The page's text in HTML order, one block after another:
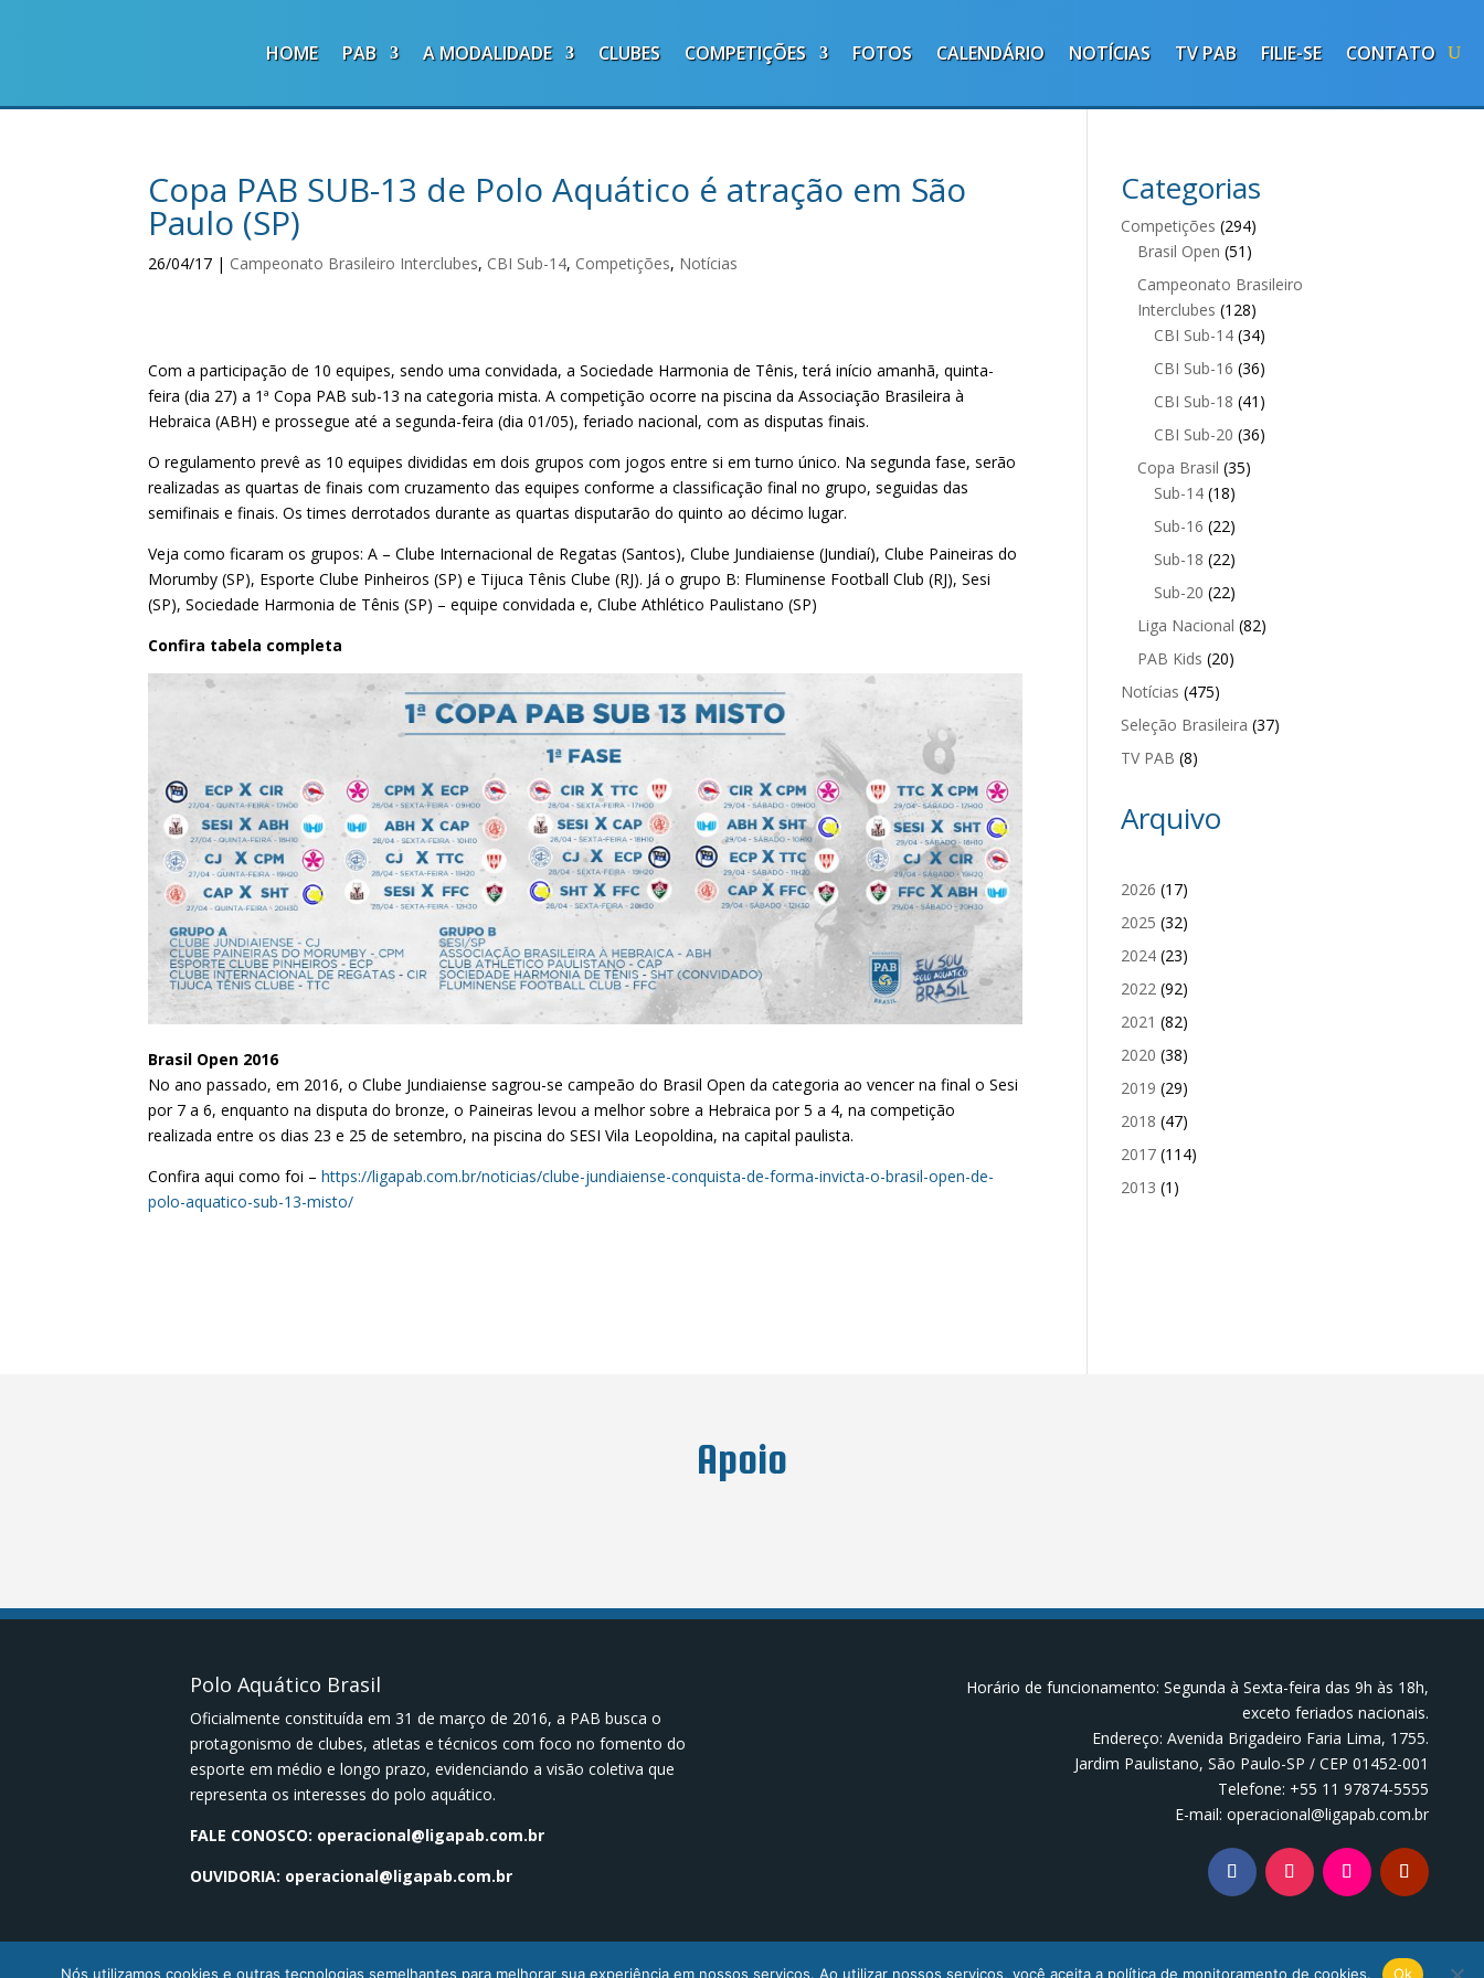
HOME PAB A MODALIDADE CLUBES COMPETIÇÕES FOTOS CALENDÁRIO NOTÍCIAS TV PAB FILIE-SE CONTATO
Copa PAB SUB-13 de Polo Aquático é atração em São
Paulo (SP)
26/04/17 | Campeonato Brasileiro Interclubes, CBI Sub-14, Competições, Notícias
Com a participação de 10 equipes, sendo uma convidada, a Sociedade Harmonia de Tênis, terá início amanhã, quinta-
feira (dia 27) a 1ª Copa PAB sub-13 na categoria mista. A competição ocorre na piscina da Associação Brasileira à
Hebraica (ABH) e prossegue até a segunda-feira (dia 01/05), feriado nacional, com as disputas finais.
O regulamento prevê as 10 equipes divididas em dois grupos com jogos entre si em turno único. Na segunda fase, serão
realizadas as quartas de finais com cruzamento das equipes conforme a classificação final no grupo, seguidas das
semifinais e finais. Os times derrotados durante as quartas disputarão do quinto ao décimo lugar.
Veja como ficaram os grupos: A – Clube Internacional de Regatas (Santos), Clube Jundiaiense (Jundiaí), Clube Paineiras do
Morumby (SP), Esporte Clube Pinheiros (SP) e Tijuca Tênis Clube (RJ). Já o grupo B: Fluminense Football Club (RJ), Sesi
(SP), Sociedade Harmonia de Tênis (SP) – equipe convidada e, Clube Athlético Paulistano (SP)
Confira tabela completa
Brasil Open 2016
No ano passado, em 2016, o Clube Jundiaiense sagrou-se campeão do Brasil Open da categoria ao vencer na final o Sesi
por 7 a 6, enquanto na disputa do bronze, o Paineiras levou a melhor sobre a Hebraica por 5 a 4, na competição
realizada entre os dias 23 e 25 de setembro, na piscina do SESI Vila Leopoldina, na capital paulista.
Confira aqui como foi –https://ligapab.com.br/noticias/clube-jundiaiense-conquista-de-forma-invicta-o-brasil-open-de-
polo-aquatico-sub-13-misto/
Categorias
Competições (294)
Brasil Open (51)
Campeonato Brasileiro
Interclubes (128)
CBI Sub-14 (34)
CBI Sub-16 (36)
CBI Sub-18 (41)
CBI Sub-20 (36)
Copa Brasil (35)
Sub-14 (18)
Sub-16 (22)
Sub-18 (22)
Sub-20 (22)
Liga Nacional (82)
PAB Kids (20)
Notícias (475)
Seleção Brasileira (37)
TV PAB (8)
Arquivo
2026 (17)
2025 (32)
2024 (23)
2022 (92)
2021 (82)
2020 (38)
2019 (29)
2018 (47)
2017 (114)
2013 (1)
Apoio
Polo Aquático Brasil
Oficialmente constituída em 31 de março de 2016, a PAB busca o
protagonismo de clubes, atletas e técnicos com foco no fomento do
esporte em médio e longo prazo, evidenciando a visão coletiva que
representa os interesses do polo aquático.
FALE CONOSCO: operacional@ligapab.com.br
OUVIDORIA: operacional@ligapab.com.br
Horário de funcionamento: Segunda à Sexta-feira das 9h às 18h,
exceto feriados nacionais.
Endereço: Avenida Brigadeiro Faria Lima, 1755.
Jardim Paulistano, São Paulo-SP / CEP 01452-001
Telefone: +55 11 97874-5555
E-mail: operacional@ligapab.com.br
Nós utilizamos cookies e outras tecnologias semelhantes para melhorar sua experiência em nossos serviços. Ao utilizar nossos serviços, você aceita a política de monitoramento de cookies. Ok